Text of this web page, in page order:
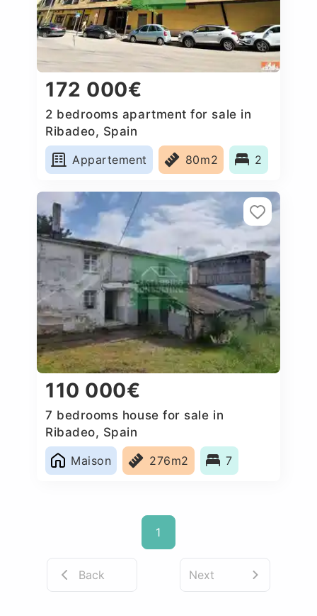
172 000€
2 bedrooms apartment for sale in
Ribadeo, Spain
Appartement
80m2 2
110 000€
7 bedrooms house for sale in
Ribadeo, Spain
Maison
276m2 7
1
Back Next